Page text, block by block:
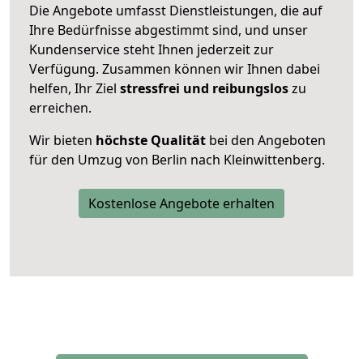
Die Angebote umfasst Dienstleistungen, die auf
Ihre Bedürfnisse abgestimmt sind, und unser
Kundenservice steht Ihnen jederzeit zur
Verfügung. Zusammen können wir Ihnen dabei
helfen, Ihr Ziel stressfrei und reibungsloszu
erreichen.
Wir bieten höchste Qualität bei den Angeboten
für den Umzug von Berlin nach Kleinwittenberg.
Kostenlose Angebote erhalten